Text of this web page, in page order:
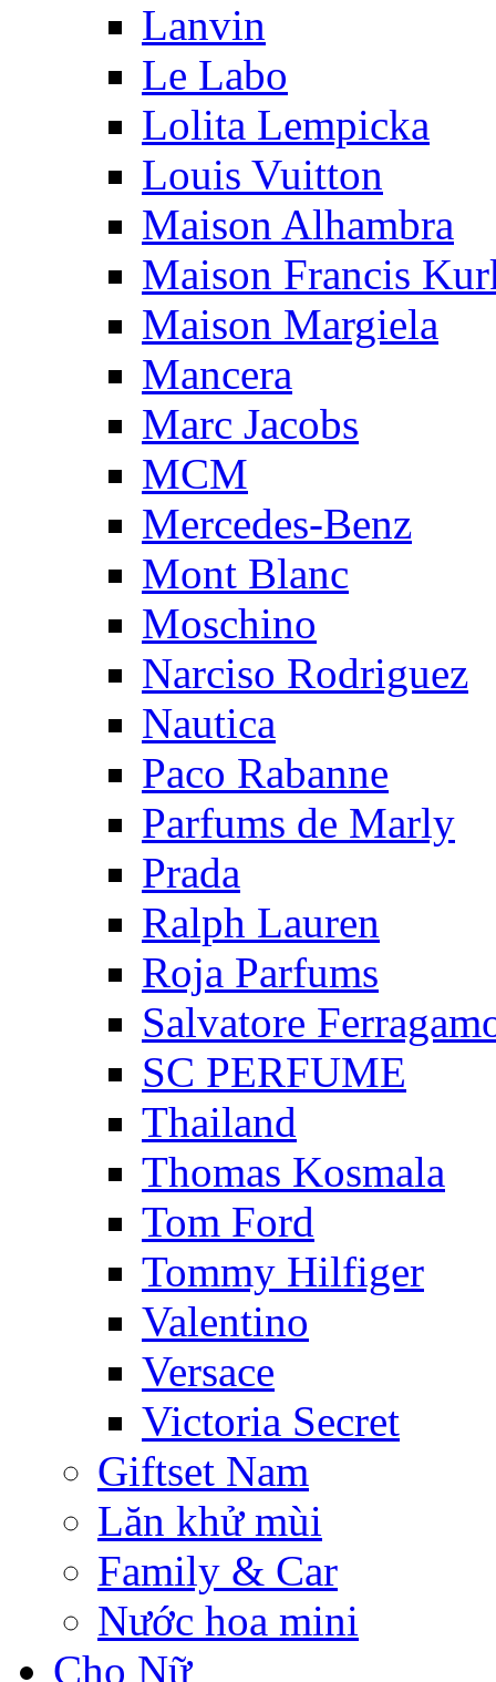
Lanvin
Le Labo
Lolita Lempicka
Louis Vuitton
Maison Alhambra
Maison Francis
Maison Margiela
Mancera
Marc Jacobs
MCM
Mercedes-Benz
Mont Blanc
Moschino
Narciso Rodriguez
Nautica
Paco Rabanne
Parfums de Marly
Prada
Ralph Lauren
Roja Parfums
Salvatore
SC PERFUME
Thailand
Thomas Kosmala
Tom Ford
Tommy Hilfiger
Valentino
Versace
Victoria Secret
Giftset Nam
Lăn khử mùi
Family & Car
Nước hoa mini
Cho Nữ